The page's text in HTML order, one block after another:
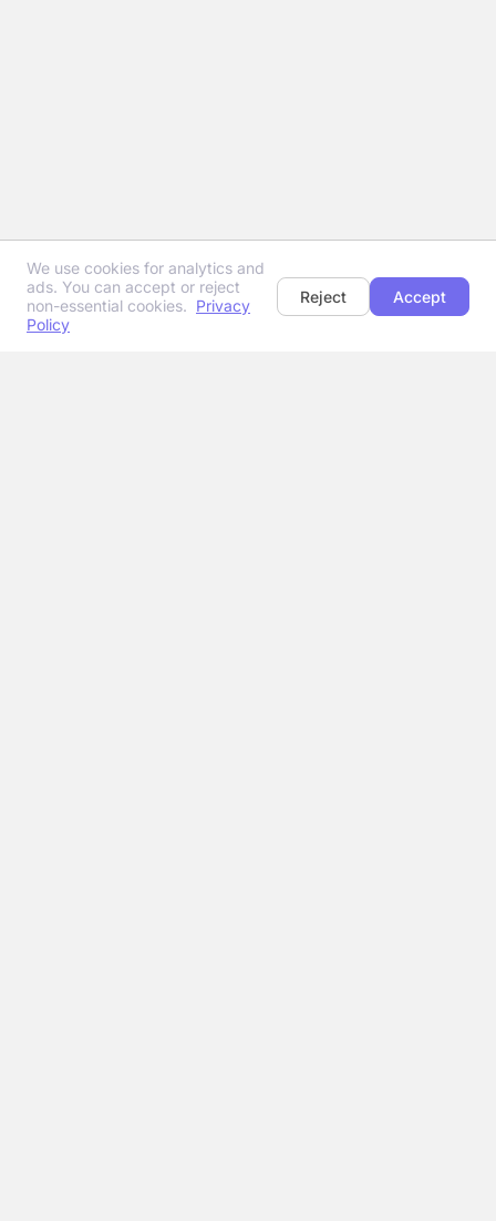
We use cookies for analytics and
ads. You can accept or reject
non-essential cookies. Privacy
Policy
Reject Accept